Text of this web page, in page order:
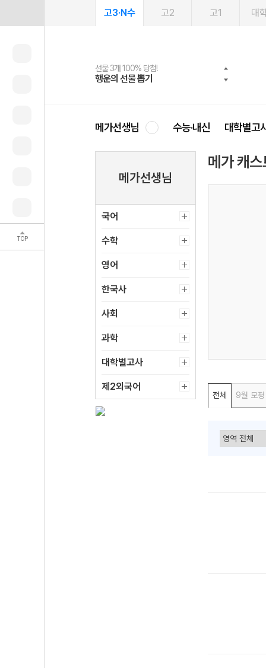
TOP
고3·N수 고2 고1 대
선물 3개 100% 당첨!
행운의 선물 뽑기
선물 100% 증정!
메가스터디 X 올리브
여름방학 스터디 캐시백
메가런 썸머스쿨
2027 러셀 단과
강사 공개선발
스마트러닝앱
설문 EVENT
메가패스
3일 무료 체험권
메가패스 수강생 무료혜택!
메가클럽 멤버십
사회공헌 캠페인
희망이룸 메가나눔
메가선생님 수능·내신 대학별고
메가선생님
국어
수학
영어
한국사
사회
과학
대학별고사
제2외국어
메가 캐스
[지구과학] 함쌤이 짚어주는 9평 대비
[과학] 함석진 선생님
쌤추천
2년 연속 9평 이슈 문항은? (+
[수학] 오르새 선생님
조회수
전체 9월 모평